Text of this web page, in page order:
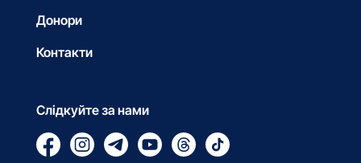
Донори
Контакти
Слідкуйте за нами